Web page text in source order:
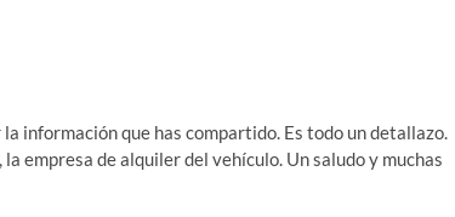
información que has compartido. Es todo un detallazo.
empresa de alquiler del vehículo. Un saludo y muchas